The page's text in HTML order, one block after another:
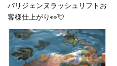
パリジェンヌラッシュリフトお
客様仕上がり👀💘